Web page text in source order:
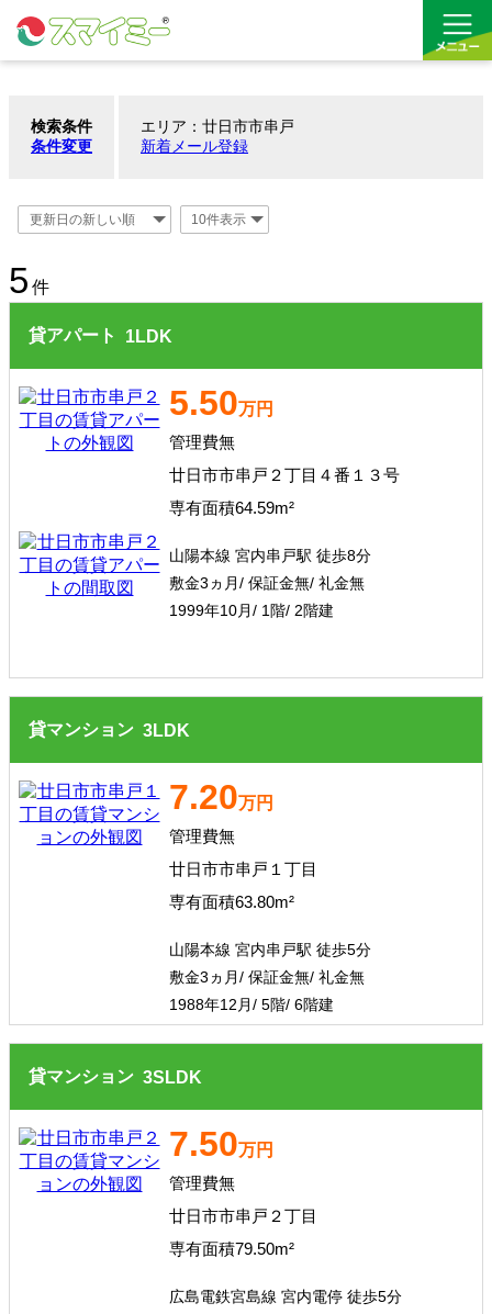
借りる
お気に入り
検索条件
条件変更
エリア：廿日市市串戸
新着メール登録
5 件
貸アパート 1LDK
5.50万円
管理費無
廿日市市串戸２丁目４番１３号
専有面積64.59m²
山陽本線 宮内串戸駅 徒歩8分
敷金3ヵ月/ 保証金無/ 礼金無
1999年10月/ 1階/ 2階建
貸マンション 3LDK
7.20万円
管理費無
廿日市市串戸１丁目
専有面積63.80m²
山陽本線 宮内串戸駅 徒歩5分
敷金3ヵ月/ 保証金無/ 礼金無
1988年12月/ 5階/ 6階建
貸マンション 3SLDK
7.50万円
管理費無
廿日市市串戸２丁目
専有面積79.50m²
広島電鉄宮島線 宮内電停 徒歩5分